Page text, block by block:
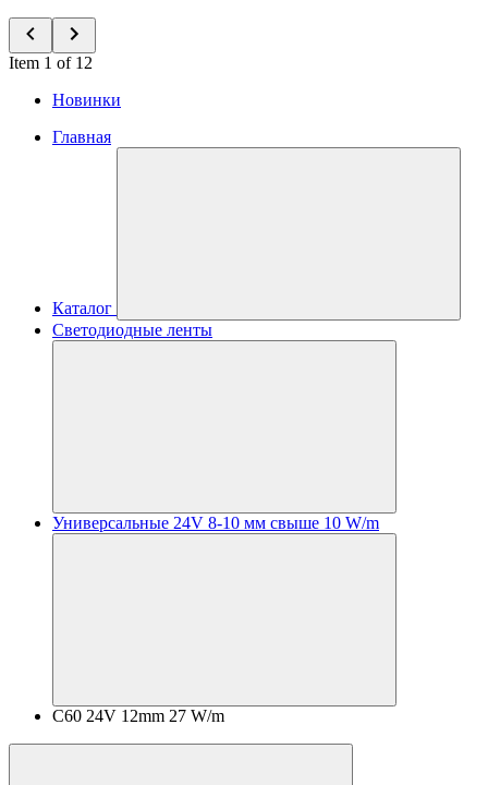
Item 1 of 12
Новинки
Главная
Каталог
Светодиодные ленты
Универсальные 24V 8-10 мм свыше 10 W/m
C60 24V 12mm 27 W/m